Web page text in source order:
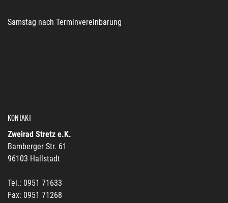
Samstag nach Terminvereinbarung
KONTAKT
Zweirad Stretz e.K.
Bamberger Str. 61
96103 Hallstadt
Tel.: 0951 71633
Fax: 0951 71268